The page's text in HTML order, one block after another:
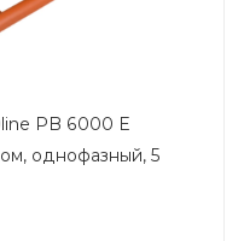
PB 6000 E
однофазный, 5